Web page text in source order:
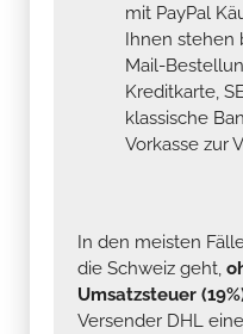
mit PayPal
Ihnen stehen
Mail-
Kreditkarte,
klassische
Vorkasse zur
In den meisten
die Schweiz geht,
Umsatzsteuer
Versender DHL